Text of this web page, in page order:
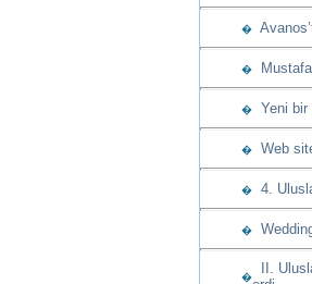
�
�
� Yeni bir
� Web
� 4.
�
�
II.